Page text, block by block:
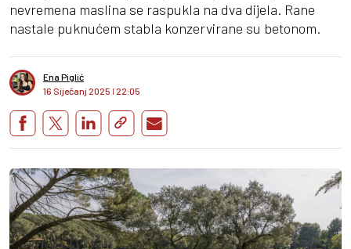
nevremena maslina se raspukla na dva dijela. Rane
nastale puknućem stabla konzervirane su betonom.
Ena Piglić
16 Siječanj 2025 I 22:05